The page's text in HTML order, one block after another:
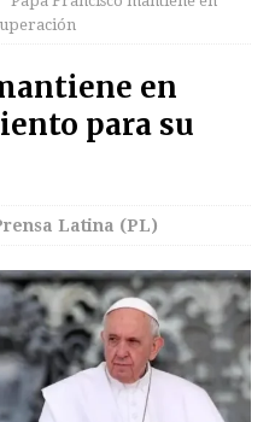
en
para su
Latina (PL)